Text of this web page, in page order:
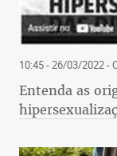
10:45 - 26/03/2022-
Entenda as